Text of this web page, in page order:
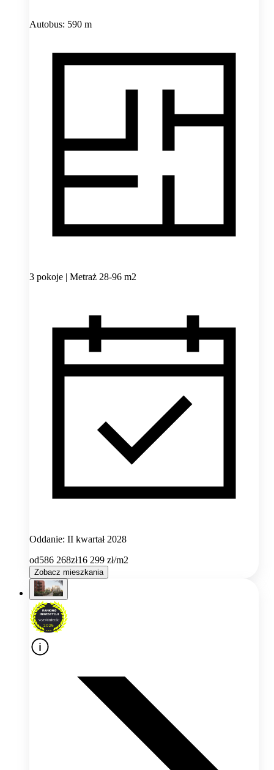
Autobus: 590 m
3 pokoje | Metraż 28-96 m2
Oddanie: II kwartał 2028
od586 268zł16 299 zł/m2
Zobacz mieszkania